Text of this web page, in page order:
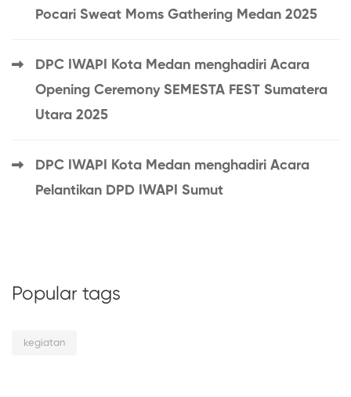
Pocari Sweat Moms Gathering Medan 2025
DPC IWAPI Kota Medan menghadiri Acara
Opening Ceremony SEMESTA FEST Sumatera
Utara 2025
DPC IWAPI Kota Medan menghadiri Acara
Pelantikan DPD IWAPI Sumut
Popular tags
kegiatan